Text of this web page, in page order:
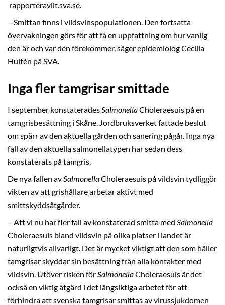
rapporteravilt.sva.se.
– Smittan finns i vildsvinspopulationen. Den fortsatta
övervakningen görs för att få en uppfattning om hur vanlig
den är och var den förekommer, säger epidemiolog Cecilia
Hultén på SVA.
Inga fler tamgrisar smittade
I september konstateradesSalmonellaCholeraesuis på en
tamgrisbesättning i Skåne. Jordbruksverket fattade beslut
om spärr av den aktuella gården och sanering pågår. Inga nya
fall av den aktuella salmonellatypen har sedan dess
konstaterats på tamgris.
De nya fallen avSalmonellaCholeraesuis på vildsvin tydliggör
vikten av att grishållare arbetar aktivt med
smittskyddsåtgärder.
– Att vi nu har fler fall av konstaterad smitta med Salmonella
Choleraesuis bland vildsvin på olika platser i landet är
naturligtvis allvarligt. Det är mycket viktigt att den som håller
tamgrisar skyddar sin besättning från alla kontakter med
vildsvin. Utöver risken förSalmonellaCholeraesuis är det
också en viktig åtgärd i det långsiktiga arbetet för att
förhindra att svenska tamgrisar smittas av virussjukdomen